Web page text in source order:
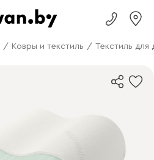
/ Ковры и текстиль / Текстиль для